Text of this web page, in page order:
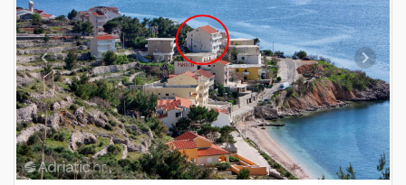
Previous Next